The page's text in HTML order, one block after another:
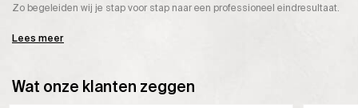
Zo begeleiden wij je stap voor stap naar een professioneel eindresultaat.
Lees meer
Wat onze klanten zeggen